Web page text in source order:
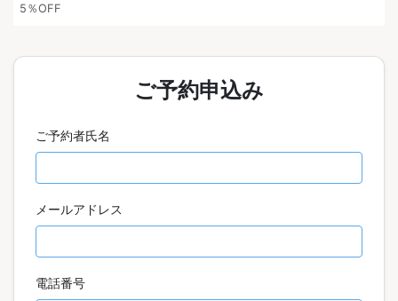
5％OFF
ご予約申込み
ご予約者氏名️
メールアドレス
電話番号